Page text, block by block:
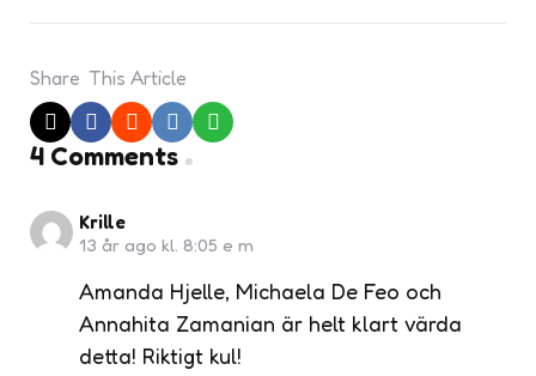
Share This Article
4 Comments
Krille
13 år ago kl. 8:05 e m
Amanda Hjelle, Michaela De Feo och
Annahita Zamanian är helt klart värda
detta! Riktigt kul!